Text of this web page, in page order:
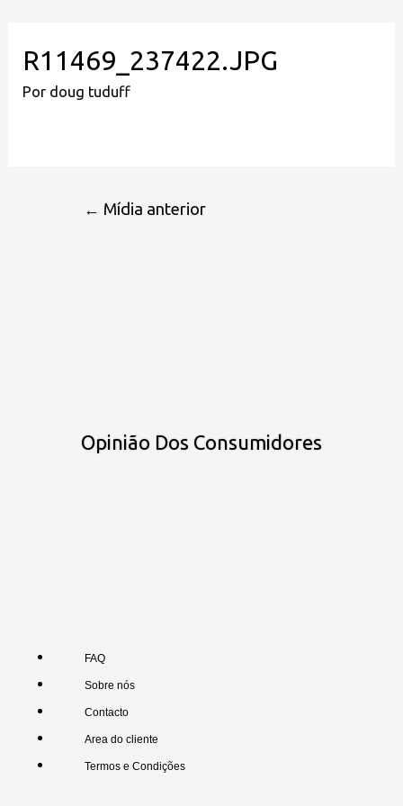
R11469_237422.JPG
Por doug tuduff
← Mídia anterior
Opinião Dos Consumidores
FAQ
Sobre nós
Contacto
Area do cliente
Termos e Condições